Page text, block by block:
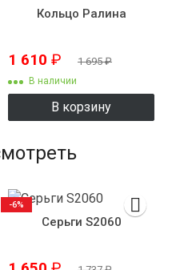
Кольцо Ралина
1 610 ₽ 1 695₽
В наличии
В корзину
Серьги S2060
-6%